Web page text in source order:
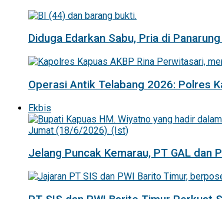
Diduga Edarkan Sabu, Pria di
Operasi Antik Telabang 2026: Polres
Ekbis
Jelang Puncak Kemarau, PT GAL dan